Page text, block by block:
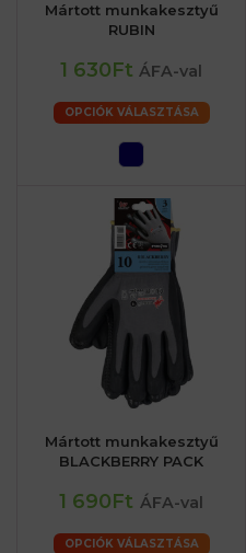
Mártott munkakesztyű
RUBIN
1 630Ft ÁFA-val
OPCIÓK VÁLASZTÁSA
Mártott munkakesztyű
BLACKBERRY PACK
1 690Ft ÁFA-val
OPCIÓK VÁLASZTÁSA